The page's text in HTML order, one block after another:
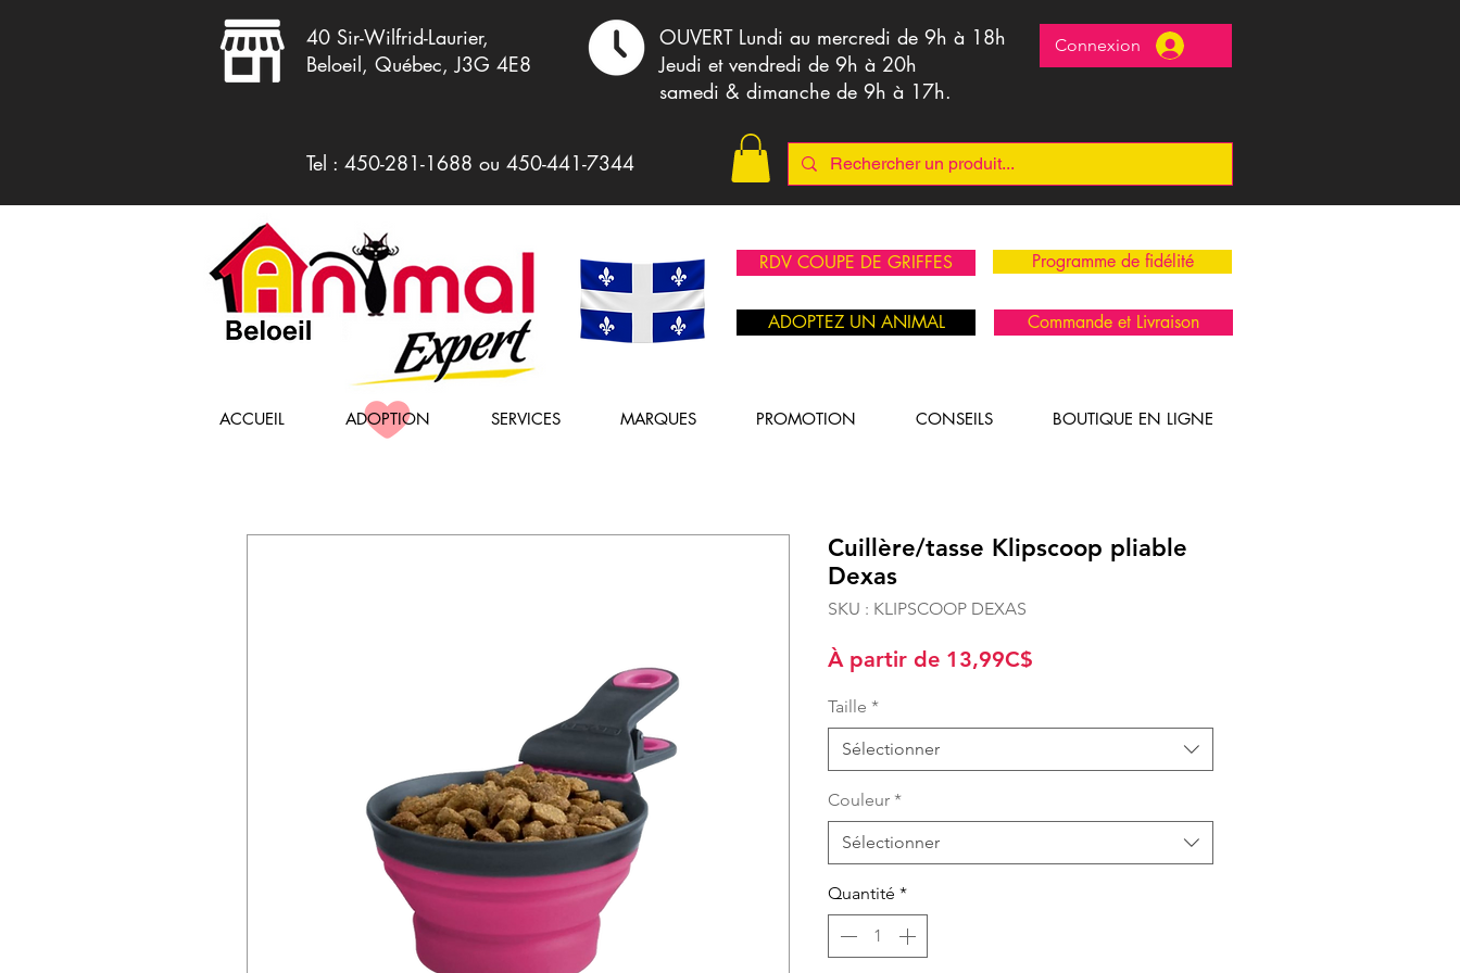
40 Sir-Wilfrid-Laurier,
Beloeil, Québec, J3G 4E8
OUVERT Lundi au mercredi de 9h à 18h
Jeudi et vendredi de 9h à 20h
samedi & dimanche de 9h à 17h.
Connexion
Tel : 450-281-1688 ou 450-441-7344
RDV COUPE DE GRIFFES Programme de fidélité
ADOPTEZ UN ANIMAL Commande et Livraison
ACCUEIL ADOPTION SERVICES MARQUES PROMOTION CONSEILS BOUTIQUE EN LIGNE
Cuillère/tasse Klipscoop pliable
Dexas
SKU : KLIPSCOOP DEXAS
À partir de 13,99C$
Taille *
Sélectionner
Couleur *
Sélectionner
Quantité *